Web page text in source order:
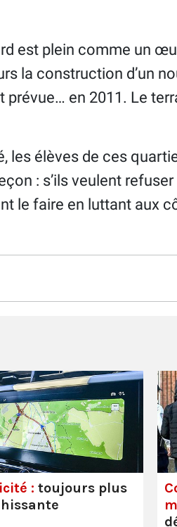
est plein comme un
la construction d’un
prévue… en 2011. Le
les élèves de ces
: s’ils veulent refuser
le faire en luttant aux
: toujours plus